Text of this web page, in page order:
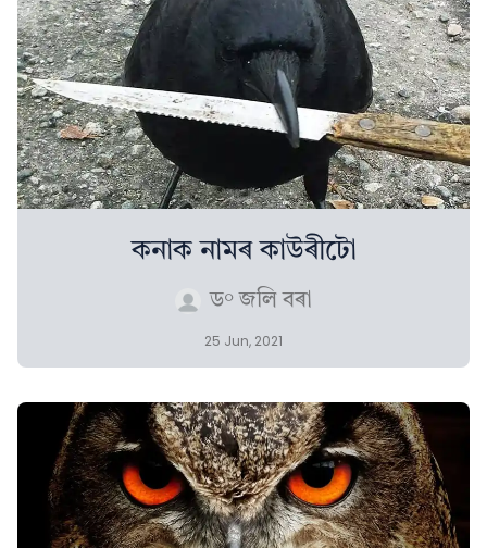
কনাক নামৰ কাউৰীটো
ড° জলি বৰা
25 Jun, 2021